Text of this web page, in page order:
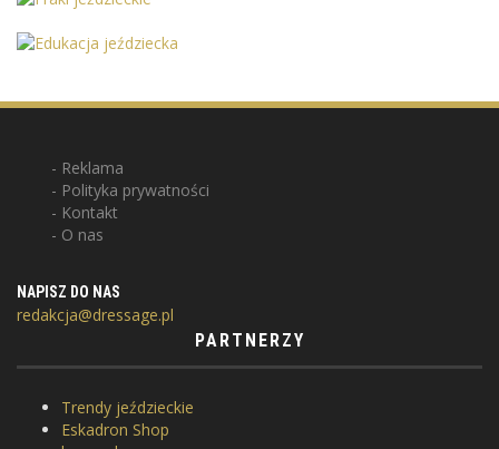
Reklama
Polityka prywatności
Kontakt
O nas
NAPISZ DO NAS
redakcja@dressage.pl
PARTNERZY
Trendy jeździeckie
Eskadron Shop